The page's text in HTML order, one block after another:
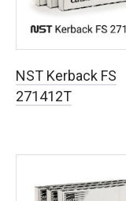
NST Kerback FS
271412T